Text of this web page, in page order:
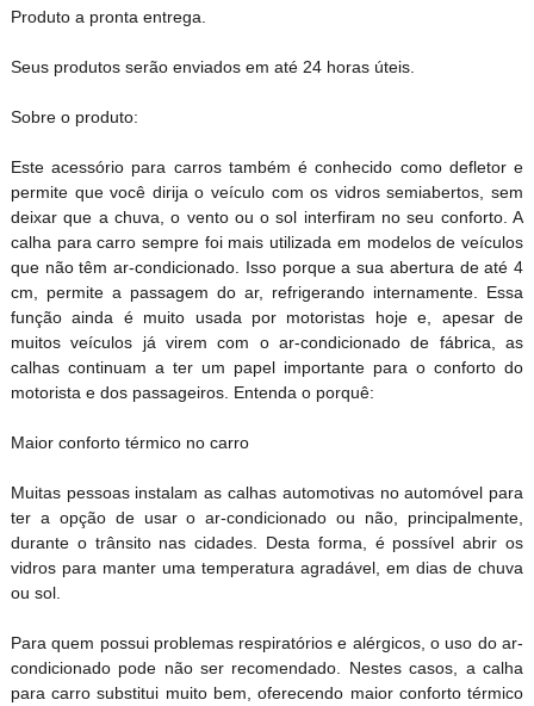
Produto a pronta entrega.
Seus produtos serão enviados em até 24 horas úteis.
Sobre o produto:
Este acessório para carros também é conhecido como defletor e
permite que você dirija o veículo com os vidros semiabertos, sem
deixar que a chuva, o vento ou o sol interfiram no seu conforto. A
calha para carro sempre foi mais utilizada em modelos de veículos
que não têm ar-condicionado. Isso porque a sua abertura de até 4
cm, permite a passagem do ar, refrigerando internamente. Essa
função ainda é muito usada por motoristas hoje e, apesar de
muitos veículos já virem com o ar-condicionado de fábrica, as
calhas continuam a ter um papel importante para o conforto do
motorista e dos passageiros. Entenda o porquê:
Maior conforto térmico no carro
Muitas pessoas instalam as calhas automotivas no automóvel para
ter a opção de usar o ar-condicionado ou não, principalmente,
durante o trânsito nas cidades. Desta forma, é possível abrir os
vidros para manter uma temperatura agradável, em dias de chuva
ou sol.
Para quem possui problemas respiratórios e alérgicos, o uso do ar-
condicionado pode não ser recomendado. Nestes casos, a calha
para carro substitui muito bem, oferecendo maior conforto térmico